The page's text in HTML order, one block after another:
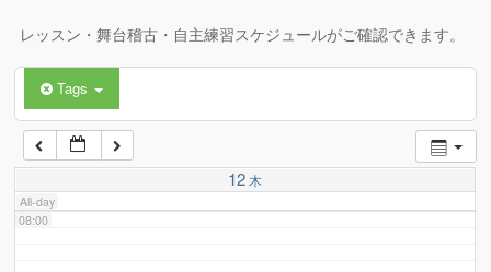
レッスン・舞台稽古・自主練習スケジュールがご確認できます。
Tags
12 木
All-day
06:00
07:00
08:00